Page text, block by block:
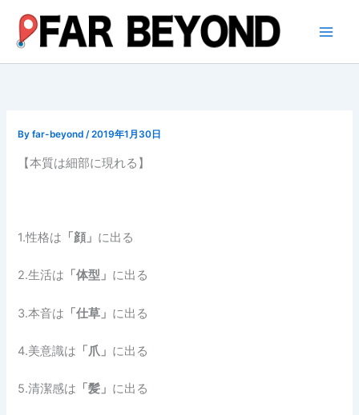
ス
Byfar-beyond/2019年1月30日
【本質は細部に現れる】
1.性格は 「顔」 に出る
2.生活は 「体型」 に出る
3.本音は 「仕草」 に出る
4.美意識は 「爪」 に出る
5.清潔感は 「髪」 に出る